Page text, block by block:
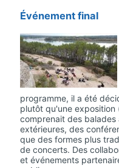
Événement final
programme, il a été
plutôt qu'une exposition
comprenait des
extérieures, des
que des formes plus
de concerts. Des
et événements